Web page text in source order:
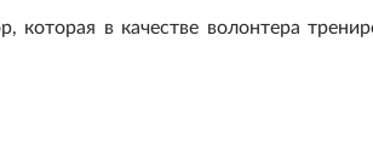
в качестве волонтера